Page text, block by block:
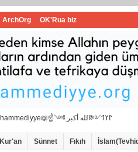
ArchOrg OK'Rua biz
☝📖İbrahimi ﷺ Muhammedi ﷺ Hanif İslam📖☝﷽𐰃𐰠𐰯☝📖المحمدية☝Muhammediyye📖☝𐰃𐰠𐰯༺الله أكبر ༻
Kur'an Sünnet Fıkıh